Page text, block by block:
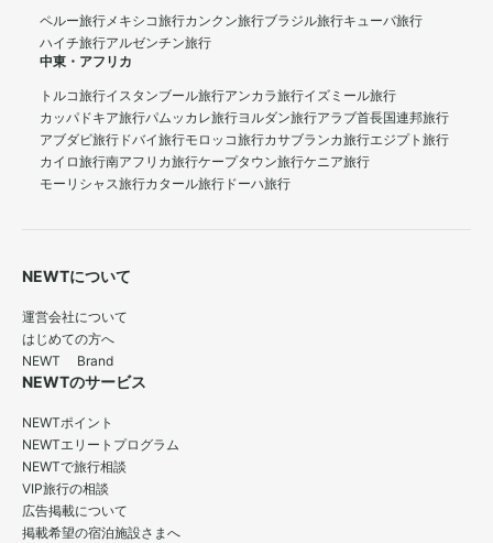
ペルー旅行メキシコ旅行カンクン旅行ブラジル旅行キューバ旅行
ハイチ旅行アルゼンチン旅行
中東・アフリカ
トルコ旅行イスタンブール旅行アンカラ旅行イズミール旅行
カッパドキア旅行パムッカレ旅行ヨルダン旅行アラブ首長国連邦旅行
アブダビ旅行 ドバイ旅行モロッコ旅行カサブランカ旅行エジプト旅行
カイロ旅行南アフリカ旅行ケープタウン旅行ケニア旅行
モーリシャス旅行カタール旅行 ドーハ旅行
NEWTについて
運営会社について
はじめての方へ
NEWT Brand
NEWTのサービス
NEWTポイント
NEWTエリートプログラム
NEWTで旅行相談
VIP旅行の相談
広告掲載について
掲載希望の宿泊施設さまへ